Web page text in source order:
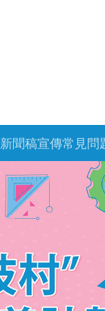
新聞稿宣傳常見問